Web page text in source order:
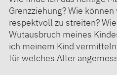
Grenzziehung? Wie
respektvoll zu streiten?
Wutausbruch meines
ich meinem Kind
für welches Alter